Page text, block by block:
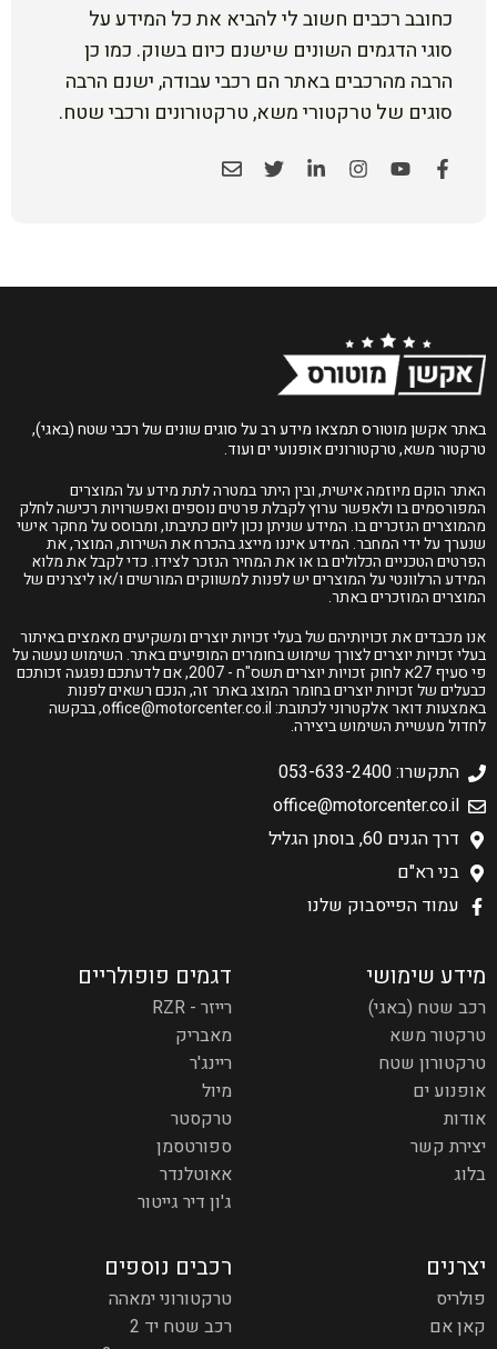
כחובב רכבים חשוב לי להביא את כל המידע על
סוגי הדגמים השונים שישנם כיום בשוק. כמו כן
הרבה מהרכבים באתר הם רכבי עבודה, ישנם הרבה
סוגים של טרקטורי משא, טרקטורונים ורכבי שטח.
באתר אקשן מוטורס תמצאו מידע רב על סוגים שונים של רכבי שטח (באגי),
טרקטור משא, טרקטורונים אופנועי ים ועוד.
האתר הוקם מיוזמה אישית, ובין היתר במטרה לתת מידע על המוצרים
המפורסמים בו ולאפשר ערוץ לקבלת פרטים נוספים ואפשרויות רכישה לחלק
מהמוצרים הנזכרים בו. המידע שניתן נכון ליום כתיבתו, ומבוסס על מחקר אישי
שנערך על ידי המחבר. המידע איננו מייצג בהכרח את השירות, המוצר, את
הפרטים הטכניים הכלולים בו או את המחיר הנזכר לצידו. כדי לקבל את מלוא
המידע הרלוונטי על המוצרים יש לפנות למשווקים המורשים ו/או ליצרנים של
המוצרים המוזכרים באתר.
אנו מכבדים את זכויותיהם של בעלי זכויות יוצרים ומשקיעים מאמצים באיתור
בעלי זכויות יוצרים לצורך שימוש בחומרים המופיעים באתר. השימוש נעשה על
פי סעיף 27א לחוק זכויות יוצרים תשס"ח - 2007, אם לדעתכם נפגעה זכותכם
כבעלים של זכויות יוצרים בחומר המוצג באתר זה, הנכם רשאים לפנות
באמצעות דואר אלקטרוני לכתובת:office@motorcenter.co.il, בבקשה
לחדול מעשיית השימוש ביצירה.
התקשרו: 053-633-2400
office@motorcenter.co.il
דרך הגנים 60, בוסתן הגליל
בני רא"ם
עמוד הפייסבוק שלנו
מידע שימושי
רכב שטח (באגי)
טרקטור משא
טרקטורון שטח
אופנוע ים
אודות
יצירת קשר
בלוג
דגמים פופולריים
רייזר - RZR
מאבריק
ריינג'ר
מיול
טרקסטר
ספורטסמן
אאוטלנדר
ג'ון דיר גייטור
יצרנים
פולריס
קאן אם
רכבים נוספים
טרקטורוני ימאהה
רכב שטח יד 2